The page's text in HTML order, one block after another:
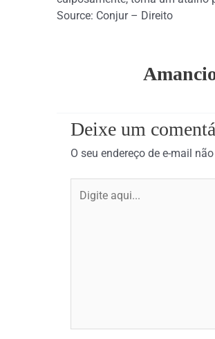
Source: Conjur – Direito
Deixe um
O seu endereço de e-mail
aqui...